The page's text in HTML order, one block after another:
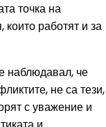
точка на
работят и за
наблюдавал, че
не са тези,
с уважение и